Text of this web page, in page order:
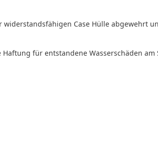
widerstandsfähigen Case Hülle abgewehrt
für entstandene Wasserschäden am